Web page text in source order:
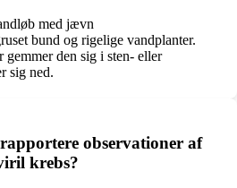
med jævn
bund og rigelige vandplanter.
gemmer den sig i sten- eller
sig ned.
observationer af
krebs?